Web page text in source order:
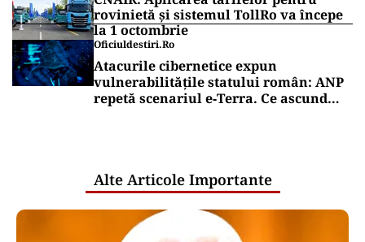
rovinietă și sistemul TollRo va începe
la 1 octombrie
Oficiuldestiri.ro
Atacurile cibernetice expun
vulnerabilitățile statului român: ANP
repetă scenariul e‑Terra. Ce ascund
Alte Articole Importante